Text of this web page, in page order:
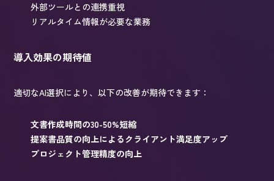
外部ツールとの連携重視
リアルタイム情報が必要な業務
導入効果の期待値
適切なAI選択により、以下の改善が期待できます：
文書作成時間の30-50%短縮
提案書品質の向上によるクライアント満足度アップ
プロジェクト管理精度の向上